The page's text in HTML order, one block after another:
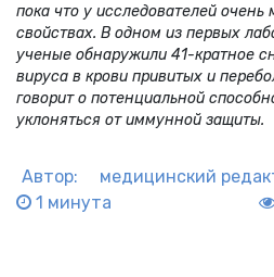
пока что у исследователей
свойствах. В одном из первых
ученые обнаружили 41-кратное
вируса в крови привитых и
говорит о потенциальной
уклоняться от иммунной защиты.
Автор: медицинский
1 минута